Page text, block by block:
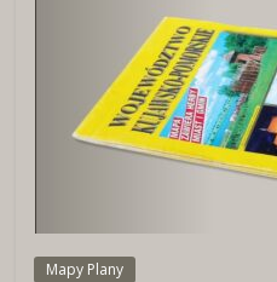
Mapy Plany